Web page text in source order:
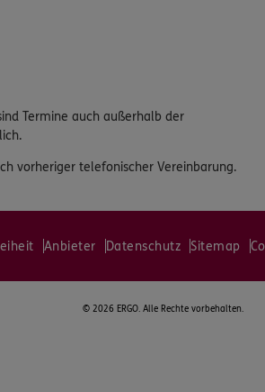
Termine auch außerhalb der
vorheriger telefonischer Vereinbarung.
Anbieter Datenschutz Sitemap
© 2026 ERGO. Alle Rechte vorbehalten.